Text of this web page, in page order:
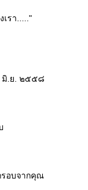
รา....."
มิ.ย. ๒๕๕๘
อบจากคุณ